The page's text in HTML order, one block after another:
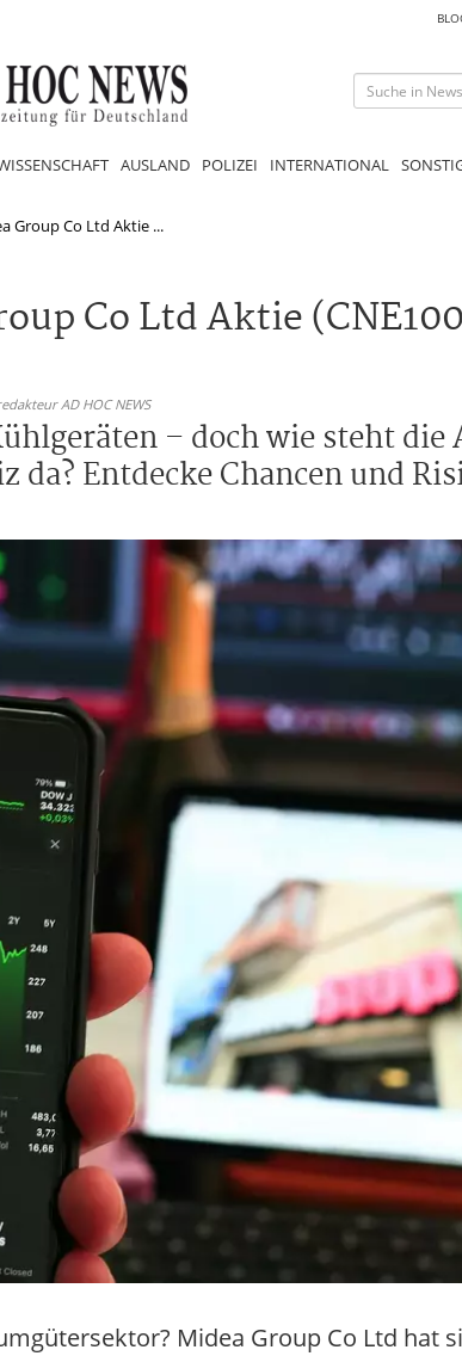
AUSLAND POLIZEI INTERNATIONAL
Group Co Ltd Aktie ...
Co Ltd Aktie
AD HOC NEWS
– doch wie steht
Entdecke Chancen und
Midea Group Co Ltd hat